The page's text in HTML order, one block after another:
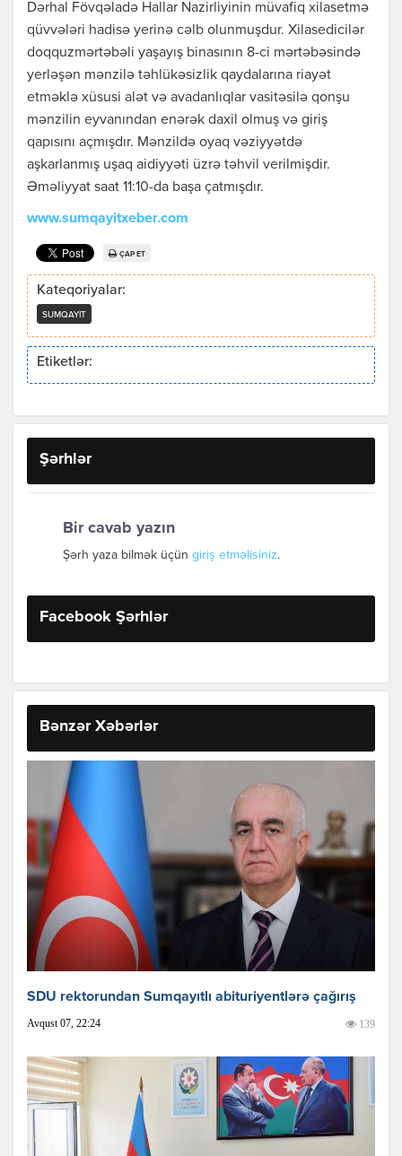
Dərhal Fövqəladə Hallar Nazirliyinin müvafiq xilasetmə
qüvvələri hadisə yerinə cəlb olunmuşdur. Xilasedicilər
doqquzmərtəbəli yaşayış binasının 8-ci mərtəbəsində
yerləşən mənzilə təhlükəsizlik qaydalarına riayət
etməklə xüsusi alət və avadanlıqlar vasitəsilə qonşu
mənzilin eyvanından enərək daxil olmuş və giriş
qapısını açmışdır. Mənzildə oyaq vəziyyətdə
aşkarlanmış uşaq aidiyyəti üzrə təhvil verilmişdir.
Əməliyyat saat 11:10-da başa çatmışdır.
www.sumqayitxeber.com
ÇAP ET
Kateqoriyalar:
SUMQAYIT
Etiketlər:
Şərhlər
Bir cavab yazın
Şərh yaza bilmək üçün giriş etməlisiniz.
Facebook Şərhlər
Bənzər Xəbərlər
SDU rektorundan Sumqayıtlı abituriyentlərə çağırış
Avqust 07, 22:24 139